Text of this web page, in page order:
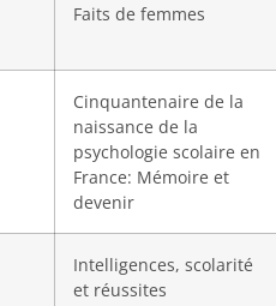
Faits de femmes
Cinquantenaire de la
naissance de la
psychologie scolaire en
France: Mémoire et
devenir
Intelligences, scolarité
et réussites